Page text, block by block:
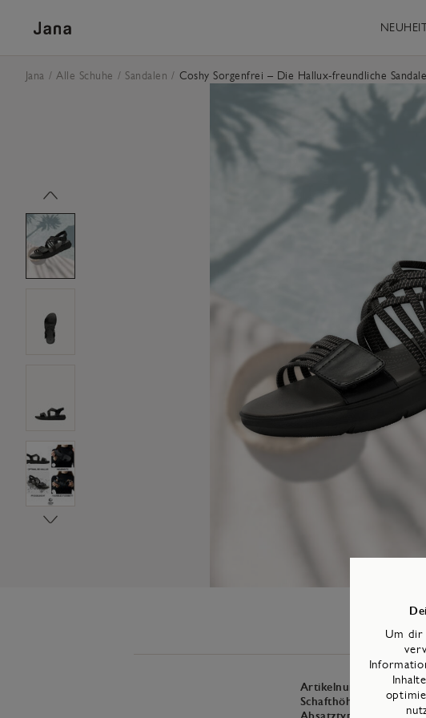
Jana Alle Schuhe Sandalen Coshy Sorgenfrei – Die Hallux-freundliche Sandale
Artikelnummer: 8-
Schafthöhe:
cm
Um dir